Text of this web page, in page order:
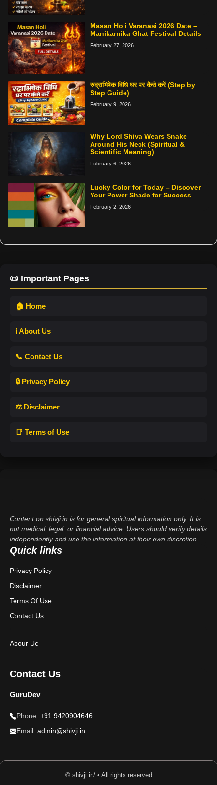
Masan Holi Varanasi 2026 Date –
Manikarnika Ghat Festival Details
February 27, 2026
रुद्राभिषेक विधि घर पर कैसे करें (Step by
Step Guide)
February 9, 2026
Why Lord Shiva Wears Snake
Around His Neck (Spiritual &
Scientific Meaning)
February 6, 2026
Lucky Color for Today – Discover
Your Power Shade for Success
February 2, 2026
📜 Important Pages
🏠 Home
ℹ️ About Us
📞 Contact Us
🔒 Privacy Policy
⚖️ Disclaimer
📑 Terms of Use
Content on shivji.in is for general spiritual information only. It is
not medical, legal, or financial advice. Users should verify details
independently and use the information at their own discretion.
Quick links
Privacy Policy
Disclaimer
Terms Of Use
Contact Us
Abour Uc
Contact Us
GuruDev
Phone: +91 9420904646
Email: admin@shivji.in
© shivji.in/ • All rights reserved